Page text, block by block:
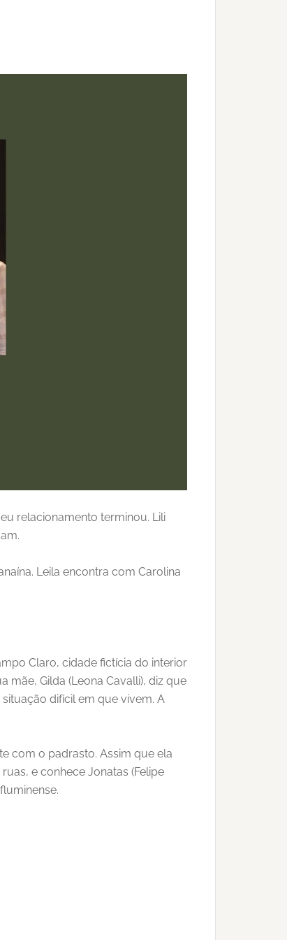
relacionamento terminou. Lili
Leila encontra com Carolina
Claro, cidade fictícia do interior
mãe, Gilda (Leona Cavalli), diz que
difícil em que vivem. A
com o padrasto. Assim que ela
e conhece Jonatas (Felipe